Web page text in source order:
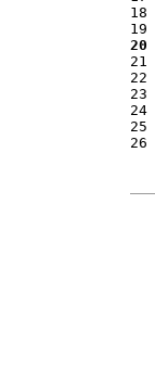
18
19
20
21
22
23
24
25
26